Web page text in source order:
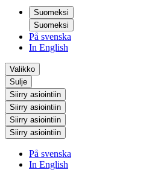
Suomeksi
Suomeksi
På svenska
In English
Valikko
Sulje
Siirry asiointiin
Siirry asiointiin
Siirry asiointiin
Siirry asiointiin
På svenska
In English